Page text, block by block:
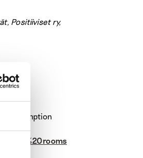
Positiiviset ry,
consumption